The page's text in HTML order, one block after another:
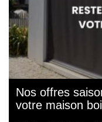
Nos offres
votre maison